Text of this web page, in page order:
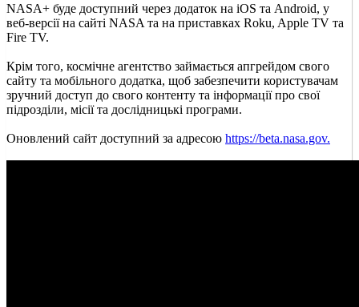
NASA+ буде доступний через додаток на iOS та Android, у
веб-версії на сайті NASA та на приставках Roku, Apple TV та
Fire TV.
Крім того, космічне агентство займається апгрейдом свого
сайту та мобільного додатка, щоб забезпечити користувачам
зручний доступ до свого контенту та інформації про свої
підрозділи, місії та дослідницькі програми.
Оновлений сайт доступний за адресою https://beta.nasa.gov.